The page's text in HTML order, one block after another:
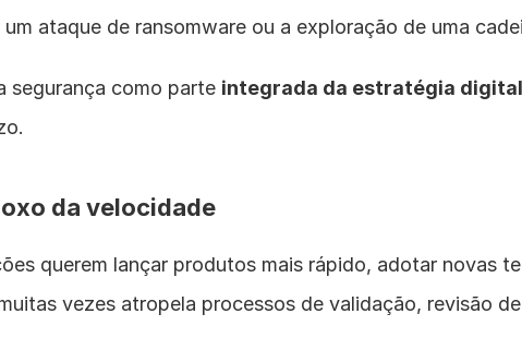
ataque de ransomware ou a exploração de uma
segurança como parte integrada da estratégia digital
da velocidade
querem lançar produtos mais rápido, adotar novas
vezes atropela processos de validação, revisão